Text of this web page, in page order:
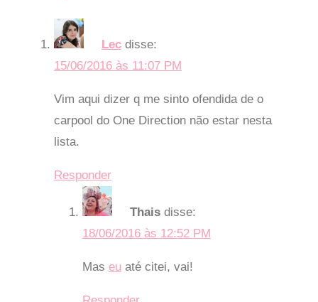
Lec disse:
15/06/2016 às 11:07 PM
Vim aqui dizer q me sinto ofendida de o
carpool do One Direction não estar nesta
lista.
Responder
Thais disse:
18/06/2016 às 12:52 PM
Mas euaté citei, vai!